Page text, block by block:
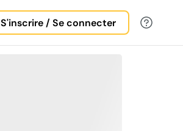
S'inscrire / Se connecter